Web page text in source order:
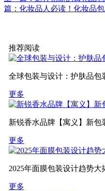
篇：化妆品人必读！化妆品包
推荐阅读
全球包装与设计：护肤品包
更多
新锐香水品牌【寓义】新包
更多
2025年面膜包装设计趋势
更多